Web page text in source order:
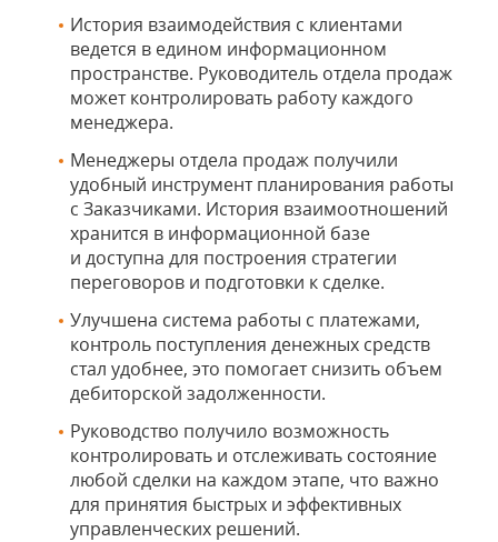
История взаимодействия с клиентами
ведется в едином информационном
пространстве. Руководитель отдела продаж
может контролировать работу каждого
менеджера.
Менеджеры отдела продаж получили
удобный инструмент планирования работы
с Заказчиками. История взаимоотношений
хранится в информационной базе
и доступна для построения стратегии
переговоров и подготовки к сделке.
Улучшена система работы с платежами,
контроль поступления денежных средств
стал удобнее, это помогает снизить объем
дебиторской задолженности.
Руководство получило возможность
контролировать и отслеживать состояние
любой сделки на каждом этапе, что важно
для принятия быстрых и эффективных
управленческих решений.